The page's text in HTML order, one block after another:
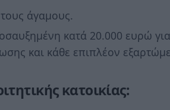
άγαμους.
κατά 20.000 ευρώ
και κάθε επιπλέον
κατοικίας: